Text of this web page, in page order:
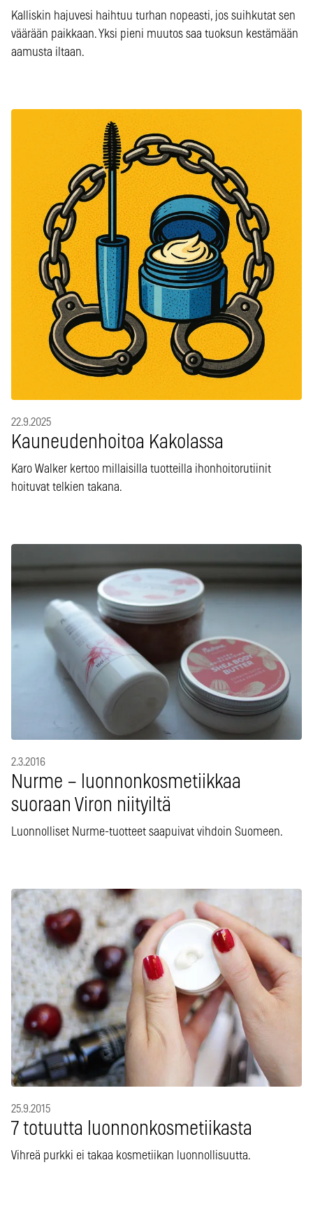
Kalliskin hajuvesi haihtuu turhan nopeasti, jos suihkutat sen
väärään paikkaan. Yksi pieni muutos saa tuoksun kestämään
aamusta iltaan.
22.9.2025
Kauneudenhoitoa Kakolassa
Karo Walker kertoo millaisilla tuotteilla ihonhoitorutiinit
hoituvat telkien takana.
2.3.2016
Nurme – luonnonkosmetiikkaa
suoraan Viron niityiltä
Luonnolliset Nurme-tuotteet saapuivat vihdoin Suomeen.
25.9.2015
7 totuutta luonnonkosmetiikasta
Vihreä purkki ei takaa kosmetiikan luonnollisuutta.